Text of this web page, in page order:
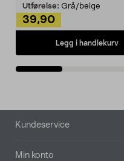
Utførelse: Grå/beige
39,90
Legg i handlekurv
Bunntekst
Kundeservice
Min konto